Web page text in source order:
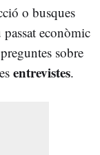
o busques
econòmic
sobre
entrevistes.